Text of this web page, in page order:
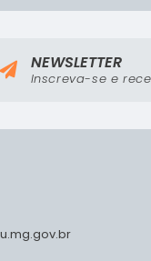
NEWSLETTER
Inscreva-se e